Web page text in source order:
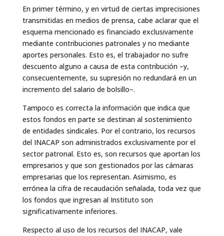
En primer término, y en virtud de ciertas imprecisiones
transmitidas en medios de prensa, cabe aclarar que el
esquema mencionado es financiado exclusivamente
mediante contribuciones patronales y no mediante
aportes personales. Esto es, el trabajador no sufre
descuento alguno a causa de esta contribución –y,
consecuentemente, su supresión no redundará en un
incremento del salario de bolsillo–.
Tampoco es correcta la información que indica que
estos fondos en parte se destinan al sostenimiento
de entidades sindicales. Por el contrario, los recursos
del INACAP son administrados exclusivamente por el
sector patronal. Esto es, son recursos que aportan los
empresarios y que son gestionados por las cámaras
empresarias que los representan. Asimismo, es
errónea la cifra de recaudación señalada, toda vez que
los fondos que ingresan al Instituto son
significativamente inferiores.
Respecto al uso de los recursos del INACAP, vale